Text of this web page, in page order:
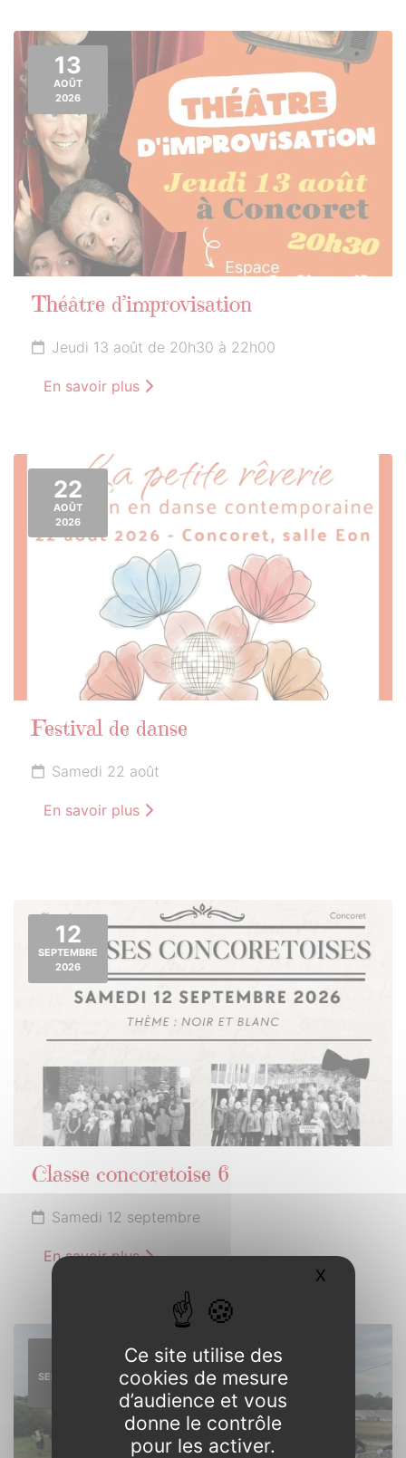
13
AOÛT
2026
Théâtre d’improvisation
Jeudi 13 août de 20h30 à 22h00
En savoir plus
22
AOÛT
2026
Festival de danse
Samedi 22 août
En savoir plus
12
SEPTEMBRE
2026
Classe concoretoise 6
Samedi 12 septembre
En savoir plus
SEPTEMBRE
Ce site utilise des
cookies de mesure
d’audience et vous
donne le contrôle
pour les activer.
X Masquer